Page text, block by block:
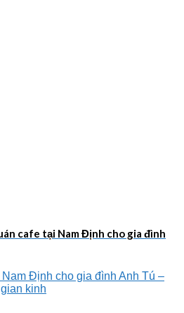
cafe tại Nam Định cho gia đình
Định cho gia đình Anh Tú –
kinh